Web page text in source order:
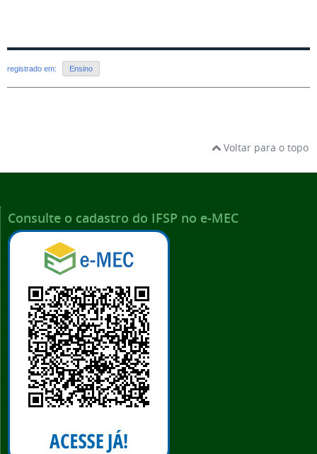
registrado em: Ensino
Voltar para o topo
Consulte o cadastro do IFSP no e-MEC